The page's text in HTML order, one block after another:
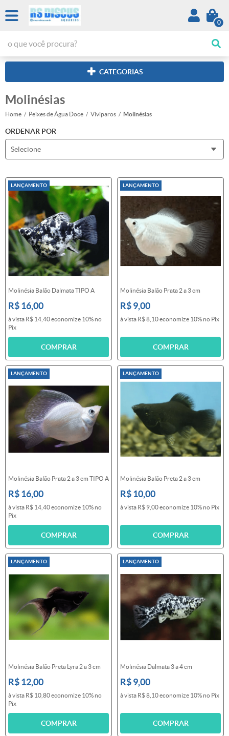
0
CATEGORIAS
Molinésias
Home Peixes de Água Doce Viviparos Molinésias
ORDENAR POR
Selecione
LANÇAMENTO
Molinésia Balão Dalmata TIPO A
R$ 16,00
à vista R$ 14,40economize 10% no
Pix
COMPRAR
LANÇAMENTO
Molinésia Balão Prata 2 a 3 cm
R$ 9,00
à vista R$ 8,10economize 10% no Pix
COMPRAR
LANÇAMENTO
Molinésia Balão Prata 2 a 3 cm TIPO A
R$ 16,00
à vista R$ 14,40economize 10% no
Pix
COMPRAR
LANÇAMENTO
Molinésia Balão Preta 2 a 3 cm
R$ 10,00
à vista R$ 9,00economize 10% no Pix
COMPRAR
LANÇAMENTO
Molinésia Balão Preta Lyra 2 a 3 cm
R$ 12,00
à vista R$ 10,80economize 10% no
Pix
COMPRAR
LANÇAMENTO
Molinésia Dalmata 3 a 4 cm
R$ 9,00
à vista R$ 8,10economize 10% no Pix
COMPRAR